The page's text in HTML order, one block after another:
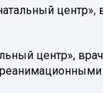
центр»,
центр»,